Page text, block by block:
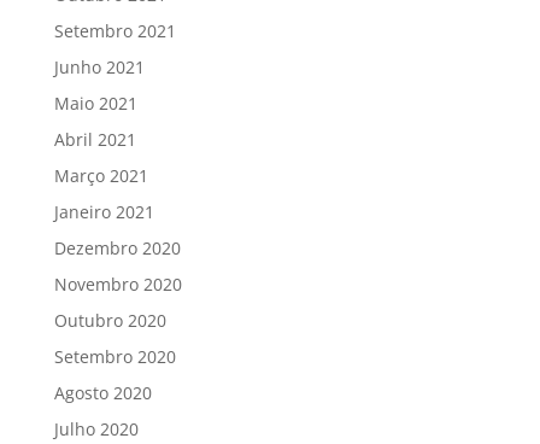
Setembro 2021
Junho 2021
Maio 2021
Abril 2021
Março 2021
Janeiro 2021
Dezembro 2020
Novembro 2020
Outubro 2020
Setembro 2020
Agosto 2020
Julho 2020